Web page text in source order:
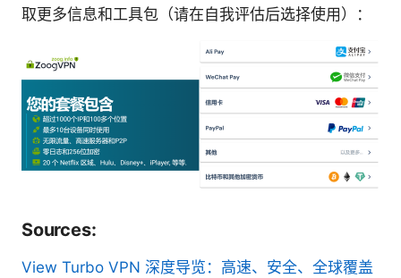
取更多信息和工具包（请在自我评估后选择使用）：
Sources:
View Turbo VPN 深度导览：高速、安全、全球覆盖